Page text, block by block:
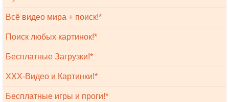
Всё видео мира + поиск!*
Поиск любых картинок!*
Бесплатные Загрузки!*
XXX-Видео и Картинки!*
Бесплатные игры и проги!*